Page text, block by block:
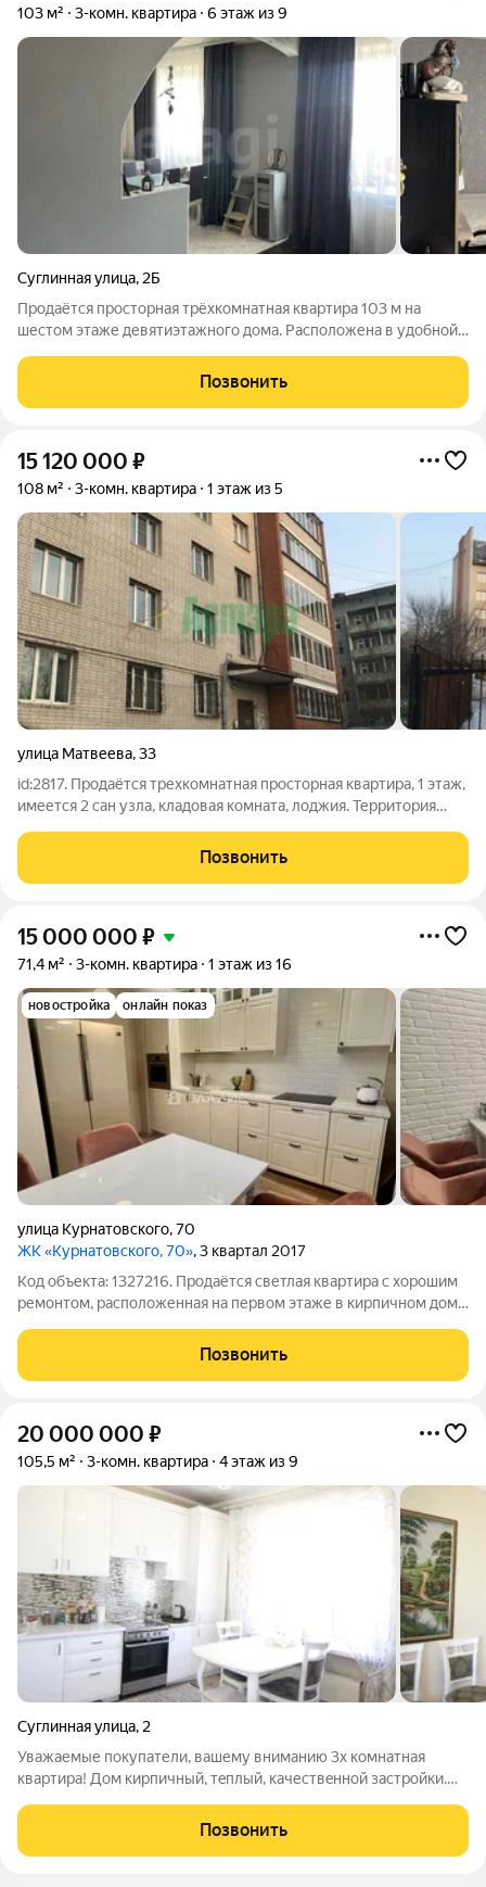
103 м² 3-комн. квартира 6 этаж из 9
Суглинная улица, 2Б
Продаётся просторная трёхкомнатная квартира 103 м на
шестом этаже девятиэтажного дома. Расположена в удобной
спортивные объекты. Квартира тёплая, не угловая, находится в
центре дома. Комнаты
Позвонить
15 120 000 ₽
108 м² 3-комн. квартира 1 этаж из 5
улица Матвеева,33
id:2817. Продаётся трехкомнатная просторная квартира, 1 этаж,
имеется 2 сан узла, кладовая комната, лоджия. Территория
Позвонить
15 000 000 ₽
71,4 м² 3-комн. квартира 1 этаж из 16
новостройка онлайн показ
улица Курнатовского,70
ЖК «Курнатовского, 70», 3 квартал 2017
Код объекта: 1327216. Продаётся светлая квартира с хорошим
ремонтом, расположенная на первом этаже в кирпичном доме
большая лоджия, три изолированных комнаты. В квартире
остаётся всё, Развитая
Позвонить
20 000 000 ₽
105,5 м² 3-комн. квартира 4 этаж из 9
Суглинная улица, 2
Уважаемые покупатели, вашему вниманию 3х комнатная
квартира! Дoм кирпичный, тeплый, кaчествeннoй застpoйки.
для сдачи в аренду. Качественный ремонт. Санузел
раздельный облицован качественной
Позвонить